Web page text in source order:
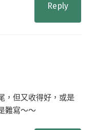
Reply
，但又收得好，或是
難寫～～